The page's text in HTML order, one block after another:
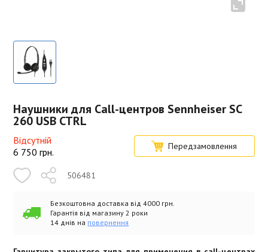
Наушники для Call-центров Sennheiser SC
260 USB CTRL
Відсутній
6 750 грн. Передзамовлення
506481
Безкоштовна доставка від 4000 грн.
Гарантія від магазину 2 роки
14 днів на повернення